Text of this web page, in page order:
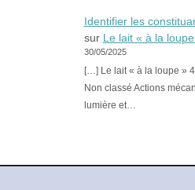
Identifier les
sur Le lait « à la
30/05/2025
[…] Le lait « à la loupe »
Non classé Actions
lumière et…